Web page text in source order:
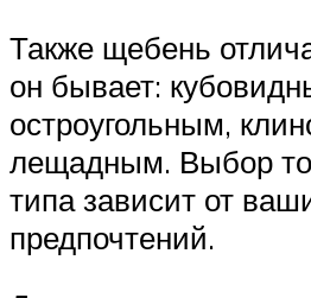
Также щебень
он бывает:
остроугольным,
лещадным. Выбор
типа зависит от
предпочтений.